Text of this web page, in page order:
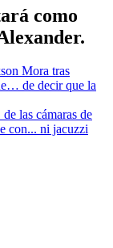
como
Mora tras
de decir que la
las cámaras de
con... ni jacuzzi